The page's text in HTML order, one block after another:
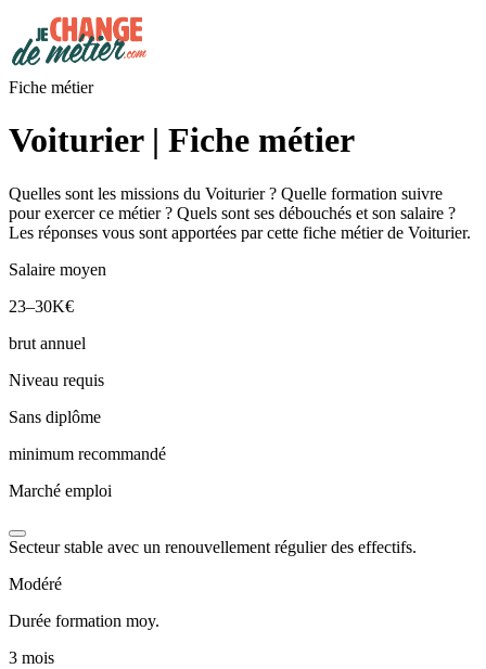
Fiche métier
Voiturier | Fiche métier
Quelles sont les missions du Voiturier ? Quelle formation suivre
pour exercer ce métier ? Quels sont ses débouchés et son salaire ?
Les réponses vous sont apportées par cette fiche métier de Voiturier.
Salaire moyen
23–30K€
brut annuel
Niveau requis
Sans diplôme
minimum recommandé
Marché emploi
Secteur stable avec un renouvellement régulier des effectifs.
Modéré
Durée formation moy.
3 mois